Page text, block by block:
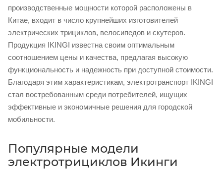
производственные мощности которой расположены в
Китае, входит в число крупнейших изготовителей
электрических трициклов, велосипедов и скутеров.
Продукция IKINGI известна своим оптимальным
соотношением цены и качества, предлагая высокую
функциональность и надежность при доступной стоимости.
Благодаря этим характеристикам, электротранспорт IKINGI
стал востребованным среди потребителей, ищущих
эффективные и экономичные решения для городской
мобильности.
Популярные модели
электротрициклов Икинги